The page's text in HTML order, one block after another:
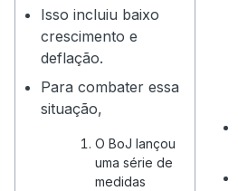
Isso incluiu baixo
crescimento e
deflação.
Para combater essa
situação,
O BoJ lançou
uma série de
medidas